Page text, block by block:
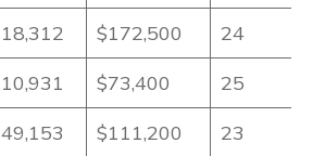
18,312 $172,500
24
10,931 $73,400
25
49,153 $111,200
23